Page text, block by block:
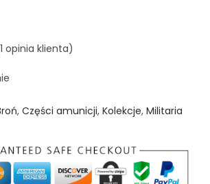
1 opinia klienta)
, Części amunicji, Kolekcje, Militaria